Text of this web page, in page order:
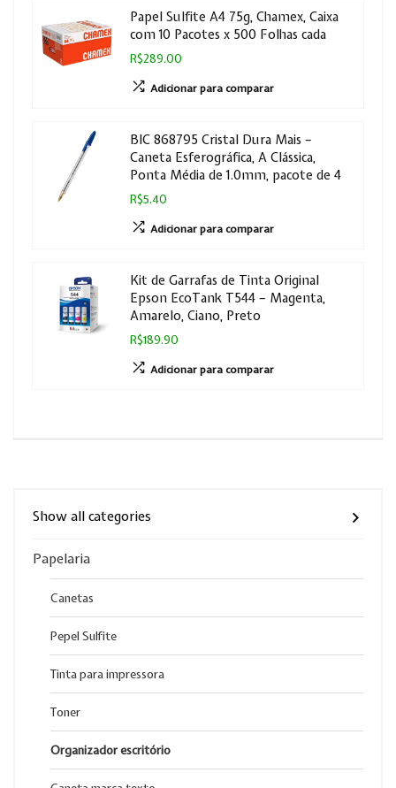
Papel Sulfite A4 75g, Chamex, Caixa
com 10 Pacotes x 500 Folhas cada
R$289.00
Adicionar para comparar
BIC ‎868795 Cristal Dura Mais –
Caneta Esferográfica, A Clássica,
Ponta Média de 1.0mm, pacote de 4
R$5.40
Adicionar para comparar
Kit de Garrafas de Tinta Original
Epson EcoTank T544 – Magenta,
Amarelo, Ciano, Preto
R$189.90
Adicionar para comparar
Show all categories
Papelaria
Canetas
Pepel Sulfite
Tinta para impressora
Toner
Organizador escritório